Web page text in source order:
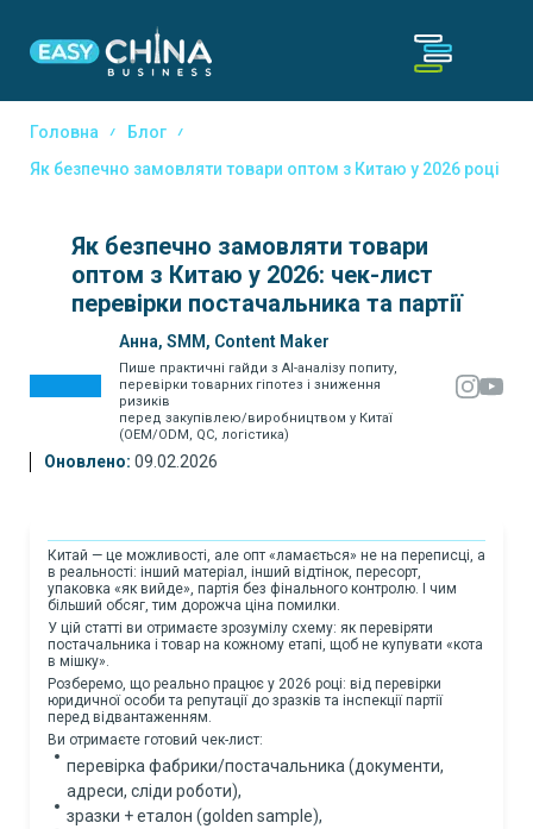
Головна
Блог
Як безпечно замовляти товари оптом з Китаю у 2026 році
Як безпечно замовляти товари
оптом з Китаю у 2026: чек-лист
перевірки постачальника та партії
Анна, SMM, Content Maker
Пише практичні гайди з AI-аналізу попиту,
перевірки товарних гіпотез і зниження
ризиків
перед закупівлею/виробництвом у Китаї
(OEM/ODM, QC, логістика)
Оновлено: 09.02.2026
Китай — це можливості, але опт «ламається» не на переписці, а
в реальності: інший матеріал, інший відтінок, пересорт,
упаковка «як вийде», партія без фінального контролю. І чим
більший обсяг, тим дорожча ціна помилки.
У цій статті ви отримаєте зрозумілу схему: як перевіряти
постачальника і товар на кожному етапі, щоб не купувати «кота
в мішку».
Розберемо, що реально працює у 2026 році: від перевірки
юридичної особи та репутації до зразків та інспекції партії
перед відвантаженням.
Ви отримаєте готовий чек-лист:
перевірка фабрики/постачальника (документи,
адреси, сліди роботи),
зразки + еталон (golden sample),